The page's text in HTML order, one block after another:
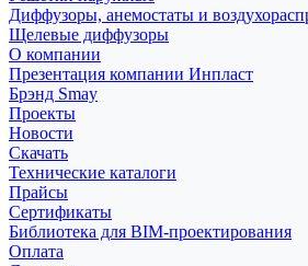
Диффузоры, анемостаты и
Щелевые диффузоры
О компании
Презентация компании Инпласт
Брэнд Smay
Проекты
Новости
Скачать
Технические каталоги
Прайсы
Сертификаты
Библиотека для BIM-проектирования
Оплата